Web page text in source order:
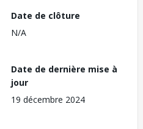
Date de clôture
N/A
Date de dernière mise à
jour
19 décembre 2024